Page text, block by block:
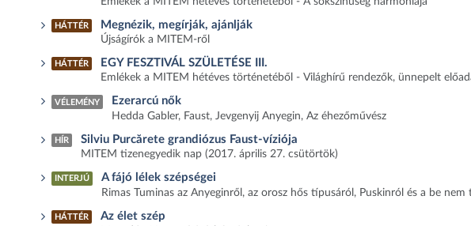
HÁTTÉR Megnézik, megírják, ajánlják
Újságírók a MITEM-ről
HÁTTÉR EGY FESZTIVÁL SZÜLETÉSE III.
Emlékek a MITEM hétéves történetéből - Világhírű rendezők, ünnepelt
VÉLEMÉNY Ezerarcú nők
Hedda Gabler, Faust, Jevgenyij Anyegin, Az éhezőművész
HÍR Silviu Purcărete grandiózus Faust-víziója
MITEM tizenegyedik nap (2017. április 27. csütörtök)
INTERJÚ A fájó lélek szépségei
Rimas Tuminas az Anyeginről, az orosz hős típusáról, Puskinról és a be nem
HÁTTÉR Az élet szép